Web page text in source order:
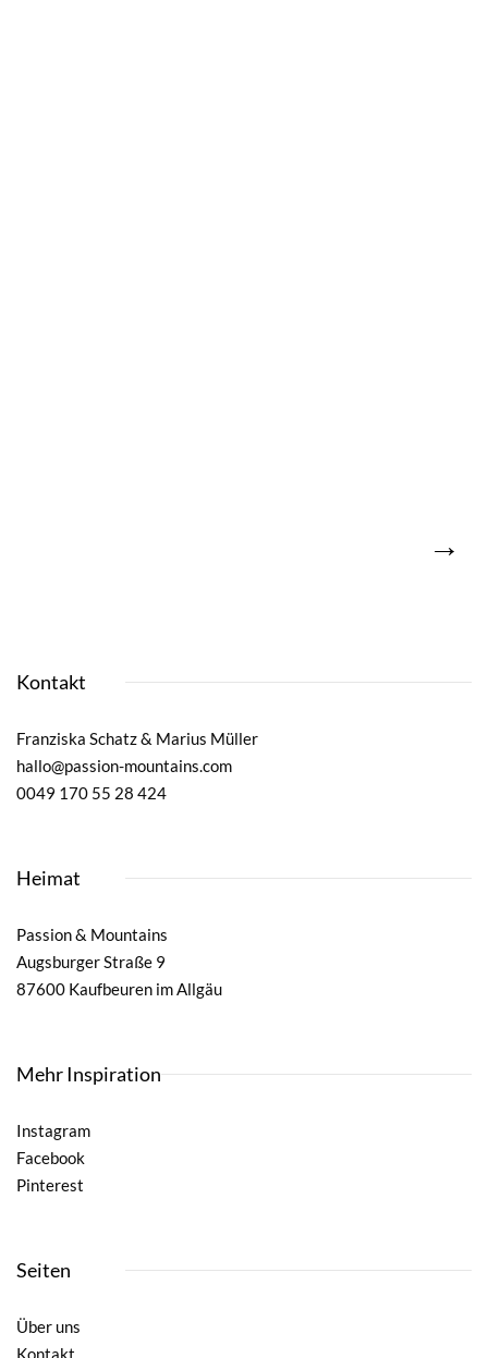
→
Kontakt
Franziska Schatz & Marius Müller
hallo@passion-mountains.com
0049 170 55 28 424
Heimat
Passion & Mountains
Augsburger Straße 9
87600 Kaufbeuren im Allgäu
Mehr Inspiration
Instagram
Facebook
Pinterest
Seiten
Über uns
Kontakt